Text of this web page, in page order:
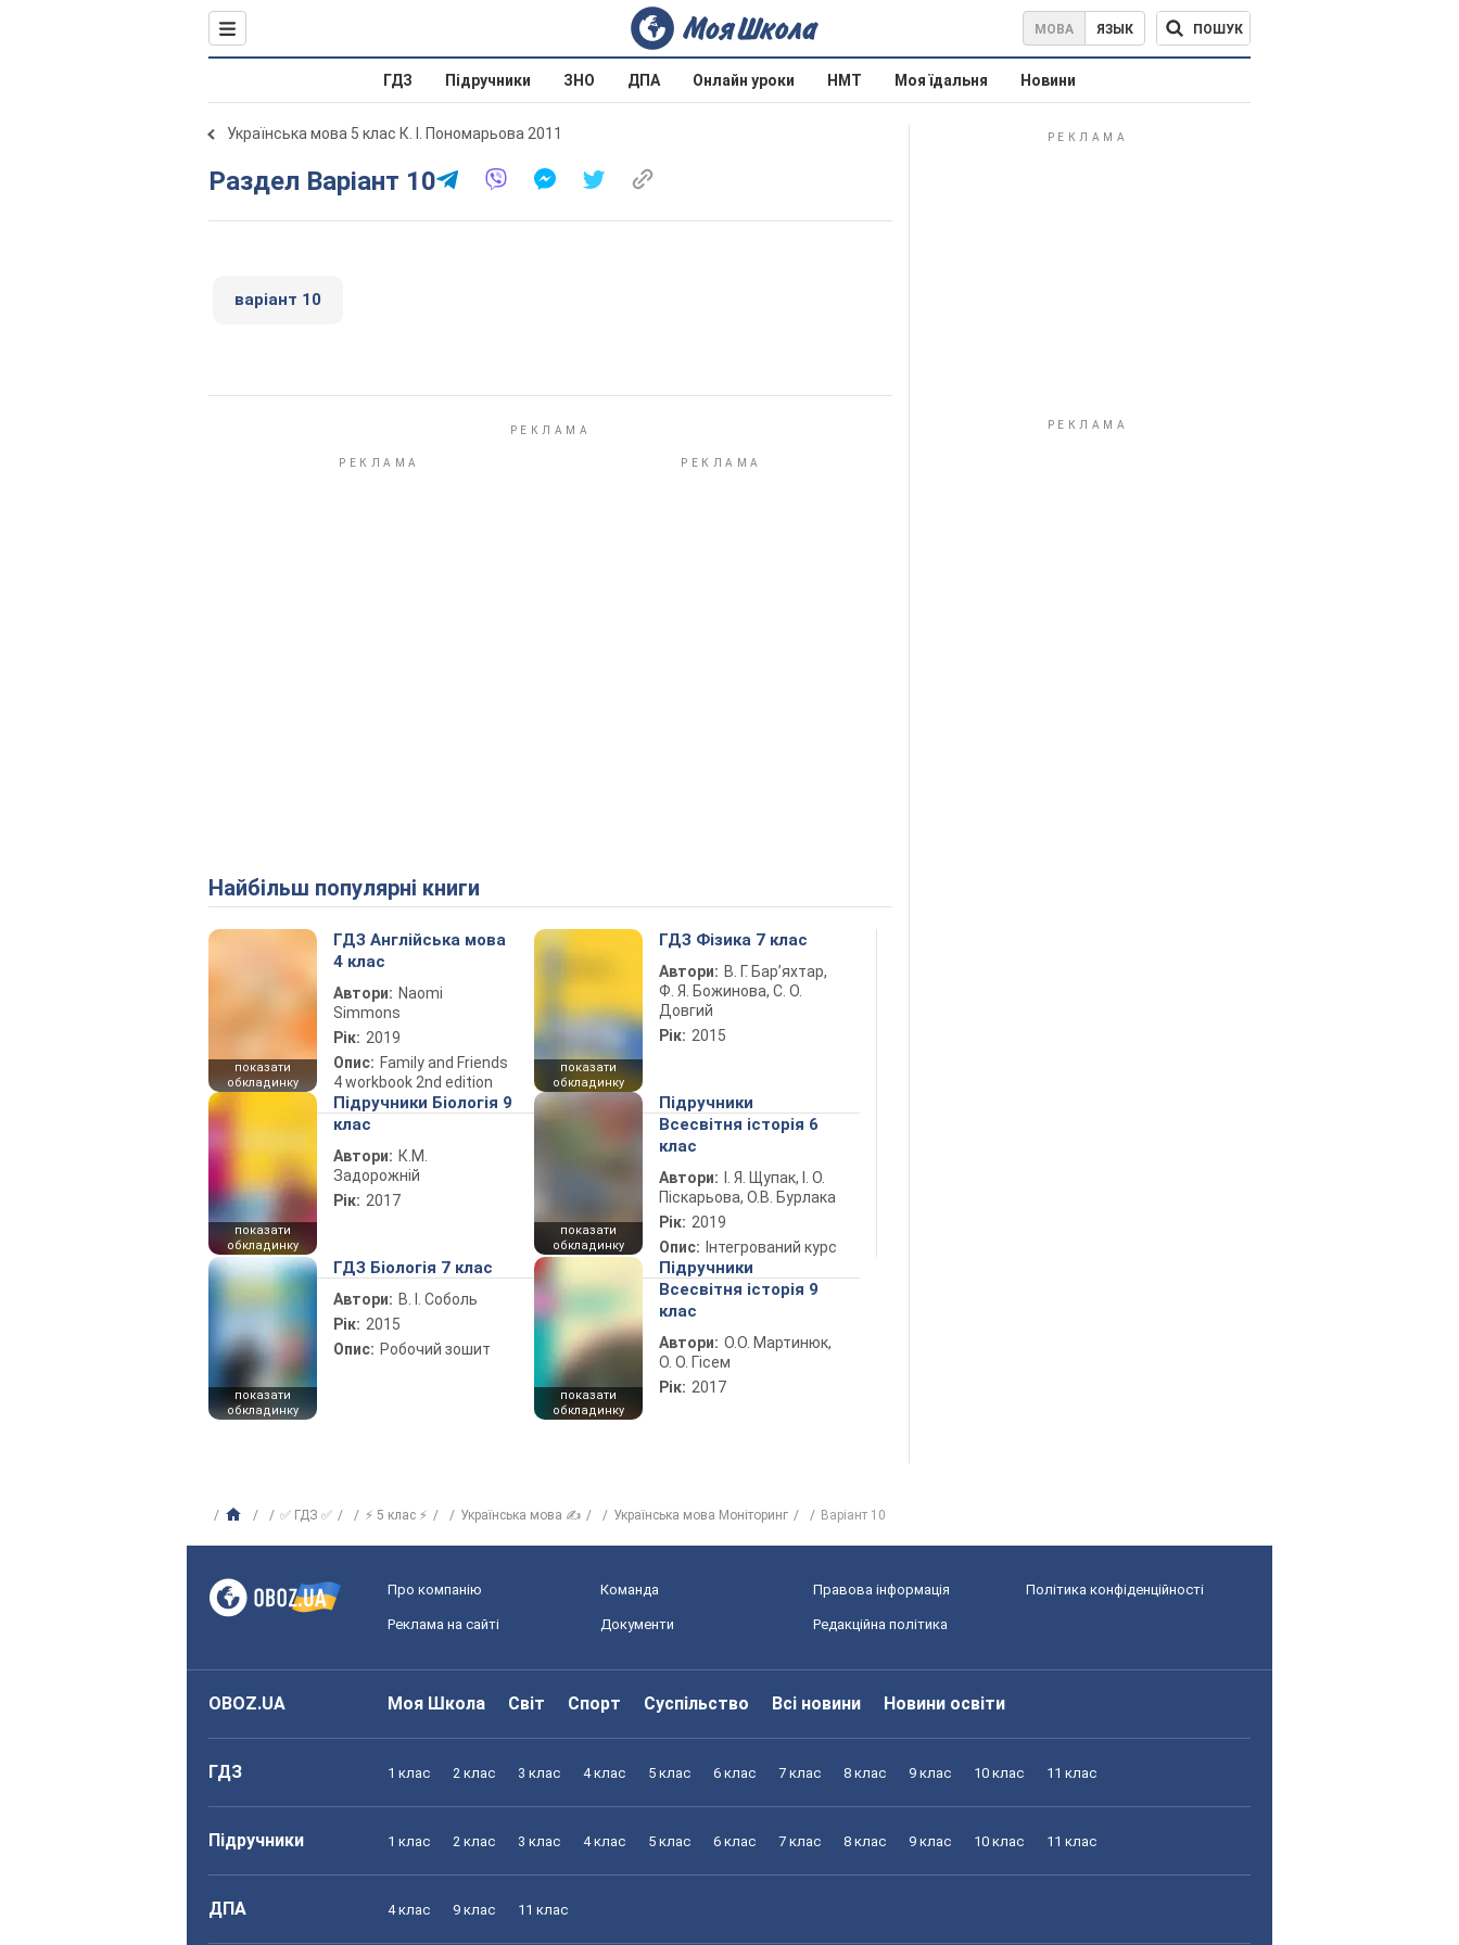
МОВА ЯЗЫК ПОШУК
ГДЗ Підручники ЗНО ДПА Онлайн уроки НМТ Моя їдальня Новини
Українська мова 5 клас К. І. Пономарьова 2011
Раздел Варіант 10
варіант 10
Найбільш популярні книги
показати
обкладинку
ГДЗ Англійська мова
4 клас
Автори: Naomi
Simmons
Рік: 2019
Опис: Family and Friends
4 workbook 2nd edition
показати
обкладинку
ГДЗ Фізика 7 клас
Автори: В. Г. Бар’яхтар,
Ф. Я. Божинова, С. О.
Довгий
Рік: 2015
показати
обкладинку
Підручники Біологія 9
клас
Автори: К.М.
Задорожній
Рік: 2017
показати
обкладинку
Підручники
Всесвітня історія 6
клас
Автори:
І. Я. Щупак, І. О.
Піскарьова, О.В. Бурлака
Рік: 2019
Опис: Інтегрований курс
показати
обкладинку
ГДЗ Біологія 7 клас
Автори: В. І. Соболь
Рік: 2015
Опис: Робочий зошит
показати
обкладинку
Підручники
Всесвітня історія 9
клас
Автори: О.О. Мартинюк,
О. О. Гісем
Рік: 2017
✅ ГДЗ ✅ ⚡ 5 клас ⚡ Українська мова ✍ Українська мова Моніторинг Варіант 10
Про компанію Команда Правова інформація Політика конфіденційності
Реклама на сайті Документи Редакційна політика
OBOZ.UA Моя Школа Світ Спорт Суспільство Всі новини Новини освіти
ГДЗ 1 клас 2 клас 3 клас 4 клас 5 клас 6 клас 7 клас 8 клас 9 клас 10 клас 11 клас
Підручники 1 клас 2 клас 3 клас 4 клас 5 клас 6 клас 7 клас 8 клас 9 клас 10 клас 11 клас
ДПА 4 клас 9 клас 11 клас